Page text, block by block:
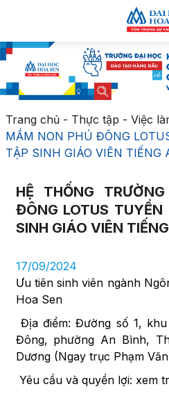
Trang chủ- Thực tập - Việc
MẦM NON PHÚ ĐÔNG
TẬP SINH GIÁO VIÊN TIẾNG
HỆ THỐNG
ĐÔNG LOTUS
SINH GIÁO VIÊN
17/09/2024
Ưu tiên sinh viên ngành
Hoa Sen
Địa điểm: Đường số 1,
Đông, phường An Bình,
Dương (Ngay trục Phạm
Yêu cầu và quyền lợi: xem